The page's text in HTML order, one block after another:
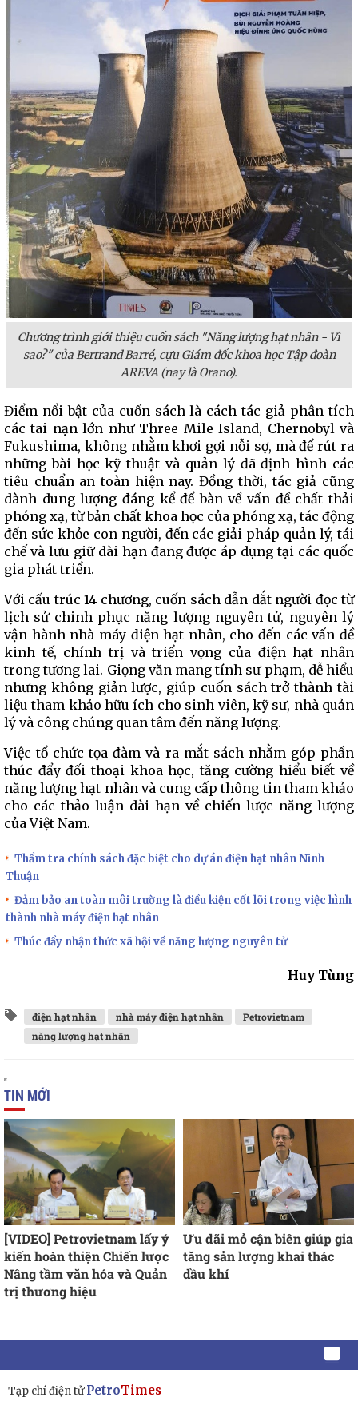
Chương trình giới thiệu cuốn sách "Năng lượng hạt nhân - Vì
sao?" của Bertrand Barré, cựu Giám đốc khoa học Tập đoàn
AREVA (nay là Orano).
Điểm nổi bật của cuốn sách là cách tác giả phân tích
các tai nạn lớn như Three Mile Island, Chernobyl và
Fukushima, không nhằm khơi gợi nỗi sợ, mà để rút ra
những bài học kỹ thuật và quản lý đã định hình các
tiêu chuẩn an toàn hiện nay. Đồng thời, tác giả cũng
dành dung lượng đáng kể để bàn về vấn đề chất thải
phóng xạ, từ bản chất khoa học của phóng xạ, tác động
đến sức khỏe con người, đến các giải pháp quản lý, tái
chế và lưu giữ dài hạn đang được áp dụng tại các quốc
gia phát triển.
Với cấu trúc 14 chương, cuốn sách dẫn dắt người đọc từ
lịch sử chinh phục năng lượng nguyên tử, nguyên lý
vận hành nhà máy điện hạt nhân, cho đến các vấn đề
kinh tế, chính trị và triển vọng của điện hạt nhân
trong tương lai. Giọng văn mang tính sư phạm, dễ hiểu
nhưng không giản lược, giúp cuốn sách trở thành tài
liệu tham khảo hữu ích cho sinh viên, kỹ sư, nhà quản
lý và công chúng quan tâm đến năng lượng.
Việc tổ chức tọa đàm và ra mắt sách nhằm góp phần
thúc đẩy đối thoại khoa học, tăng cường hiểu biết về
năng lượng hạt nhân và cung cấp thông tin tham khảo
cho các thảo luận dài hạn về chiến lược năng lượng
của Việt Nam.
Thẩm tra chính sách đặc biệt cho dự án điện hạt nhân Ninh
Thuận
Đảm bảo an toàn môi trường là điều kiện cốt lõi trong việc hình
thành nhà máy điện hạt nhân
Thúc đẩy nhận thức xã hội về năng lượng nguyên tử
Huy Tùng
điện hạt nhân nhà máy điện hạt nhân
Petrovietnam
năng lượng hạt nhân
TIN MỚI
[VIDEO] Petrovietnam lấy ý
kiến hoàn thiện Chiến lược
Nâng tầm văn hóa và Quản
trị thương hiệu
Ưu đãi mỏ cận biên giúp gia
tăng sản lượng khai thác
dầu khí
Tạp chí điện tửPetroTimes